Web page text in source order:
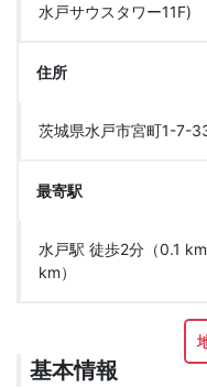
水戸サウスタワー11F)
住所
茨城県水戸市宮町1-7-
最寄駅
水戸駅 徒歩2分（0.1
km）
基本情報